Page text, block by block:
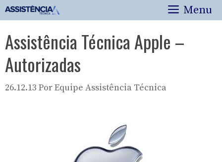
Pular
para
conteúdo
Menu
Assistência Técnica Apple –
Autorizadas
26.12.13 PorEquipe Assistência Técnica